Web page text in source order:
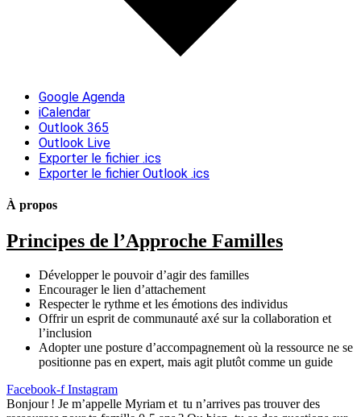
Google Agenda
iCalendar
Outlook 365
Outlook Live
Exporter le fichier .ics
Exporter le fichier Outlook .ics
À propos
Principes de l’Approche Familles
Développer le pouvoir d’agir des familles
Encourager le lien d’attachement
Respecter le rythme et les émotions des individus
Offrir un esprit de communauté axé sur la collaboration et
l’inclusion
Adopter une posture d’accompagnement où la ressource ne se
positionne pas en expert, mais agit plutôt comme un guide
Facebook-f Instagram
Bonjour ! Je m’appelle Myriam et tu n’arrives pas trouver des